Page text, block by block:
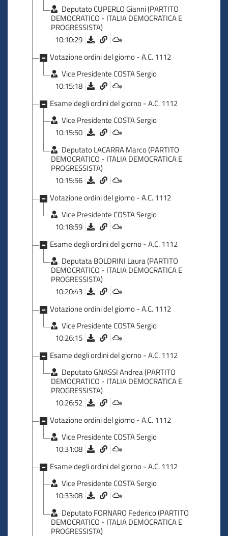
Deputato CUPERLO Gianni (PARTITO
DEMOCRATICO - ITALIA DEMOCRATICA E
PROGRESSISTA)
10:10:29
Votazione ordini del giorno - A.C. 1112
Vice Presidente COSTA Sergio
10:15:18
Esame degli ordini del giorno - A.C. 1112
Vice Presidente COSTA Sergio
10:15:50
Deputato LACARRA Marco (PARTITO
DEMOCRATICO - ITALIA DEMOCRATICA E
PROGRESSISTA)
10:15:56
Votazione ordini del giorno - A.C. 1112
Vice Presidente COSTA Sergio
10:18:59
Esame degli ordini del giorno - A.C. 1112
Deputata BOLDRINI Laura (PARTITO
DEMOCRATICO - ITALIA DEMOCRATICA E
PROGRESSISTA)
10:20:43
Votazione ordini del giorno - A.C. 1112
Vice Presidente COSTA Sergio
10:26:15
Esame degli ordini del giorno - A.C. 1112
Deputato GNASSI Andrea (PARTITO
DEMOCRATICO - ITALIA DEMOCRATICA E
PROGRESSISTA)
10:26:52
Votazione ordini del giorno - A.C. 1112
Vice Presidente COSTA Sergio
10:31:08
Esame degli ordini del giorno - A.C. 1112
Vice Presidente COSTA Sergio
10:33:08
Deputato FORNARO Federico (PARTITO
DEMOCRATICO - ITALIA DEMOCRATICA E
PROGRESSISTA)